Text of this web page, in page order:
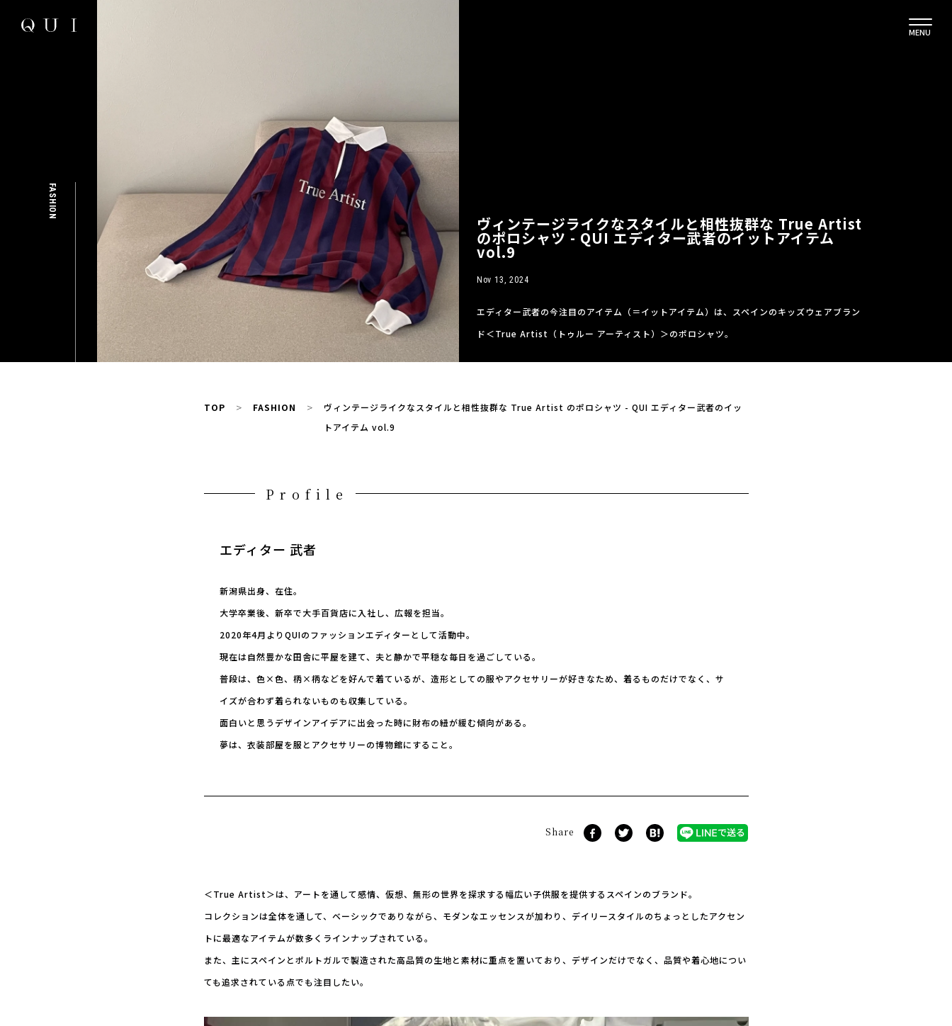
MENU
FASHION
ヴィンテージライクなスタイルと相性抜群な True Artist
のポロシャツ - QUI エディター武者のイットアイテム
vol.9
Nov 13, 2024
エディター武者の今注目のアイテム（＝イットアイテム）は、スペインのキッズウェアブラン
ド＜True Artist（トゥルー アーティスト）＞のポロシャツ。
TOP FASHION
ヴィンテージライクなスタイルと相性抜群な True Artist のポロシャツ - QUI エディター武者のイッ
トアイテム vol.9
Profile
エディター 武者
新潟県出身、在住。
大学卒業後、新卒で大手百貨店に入社し、広報を担当。
2020年4月よりQUIのファッションエディターとして活動中。
現在は自然豊かな田舎に平屋を建て、夫と静かで平穏な毎日を過ごしている。
普段は、色×色、柄×柄などを好んで着ているが、造形としての服やアクセサリーが好きなため、着るものだけでなく、サ
イズが合わず着られないものも収集している。
面白いと思うデザインアイデアに出会った時に財布の紐が緩む傾向がある。
夢は、衣装部屋を服とアクセサリーの博物館にすること。
Share
＜True Artist＞は、アートを通して感情、仮想、無形の世界を探求する幅広い子供服を提供するスペインのブランド。
コレクションは全体を通して、ベーシックでありながら、モダンなエッセンスが加わり、デイリースタイルのちょっとしたアクセン
トに最適なアイテムが数多くラインナップされている。
また、主にスペインとポルトガルで製造された高品質の生地と素材に重点を置いており、デザインだけでなく、品質や着心地につい
ても追求されている点でも注目したい。